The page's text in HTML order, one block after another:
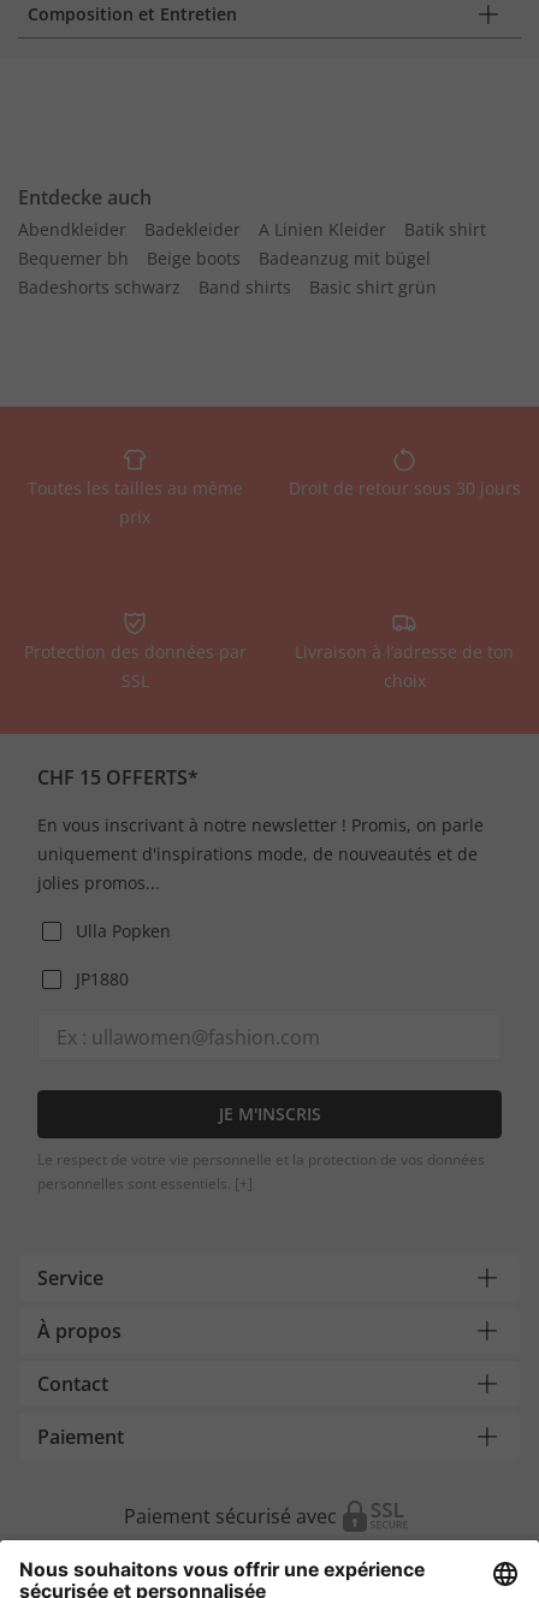
Composition et Entretien
Entdecke auch
Abendkleider Badekleider A Linien Kleider
Batik shirt
Bequemer bh
Beige boots
Badeanzug mit bügel
Badeshorts schwarz
Band shirts Basic shirt grün
Toutes les tailles au même
prix
Droit de retour sous 30 jours
Protection des données par
SSL
Livraison à l’adresse de ton
choix
CHF 15 OFFERTS*
En vous inscrivant à notre newsletter ! Promis, on parle
uniquement d'inspirations mode, de nouveautés et de
jolies promos...
Ulla Popken
JP1880
JE M'INSCRIS
Le respect de votre vie personnelle et la protection de vos données
personnelles sont essentiels. [+]
Service
À propos
Contact
Paiement
Paiement sécurisé avec